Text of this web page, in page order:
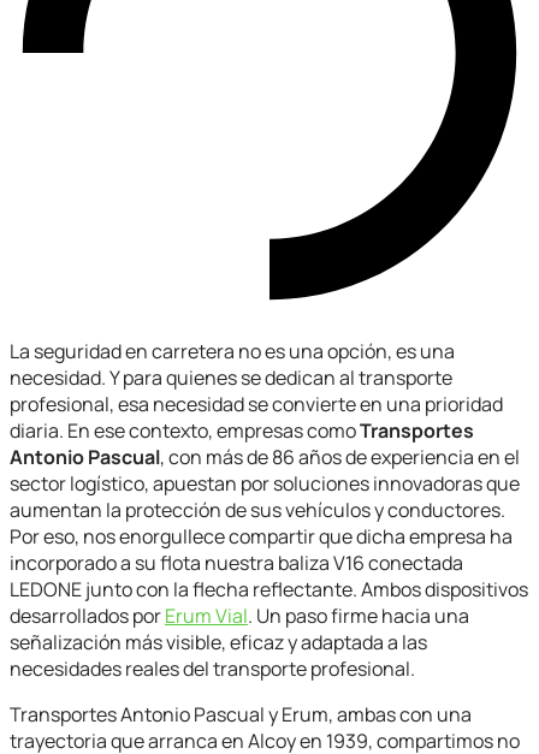
La seguridad en carretera no es una opción, es una
necesidad. Y para quienes se dedican al transporte
profesional, esa necesidad se convierte en una prioridad
diaria. En ese contexto, empresas comoTransportes
Antonio Pascual, con más de 86 años de experiencia en el
sector logístico, apuestan por soluciones innovadoras que
aumentan la protección de sus vehículos y conductores.
Por eso, nos enorgullece compartir que dicha empresa ha
incorporado a su flota nuestra baliza V16 conectada
LEDONE junto con la flecha reflectante. Ambos dispositivos
desarrollados porErum Vial. Un paso firme hacia una
señalización más visible, eficaz y adaptada a las
necesidades reales del transporte profesional.
Transportes Antonio Pascual y Erum, ambas con una
trayectoria que arranca en Alcoy en 1939, compartimos no